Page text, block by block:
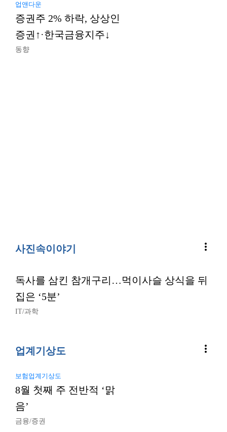
업앤다운
증권주 2% 하락, 상상인
증권↑·한국금융지주↓
동향
사진속이야기 more_vert
독사를 삼킨 참개구리…먹이사슬 상식을 뒤
집은 ‘5분’
IT/과학
업계기상도 more_vert
보험업계기상도
8월 첫째 주 전반적 ‘맑
음’
금융/증권